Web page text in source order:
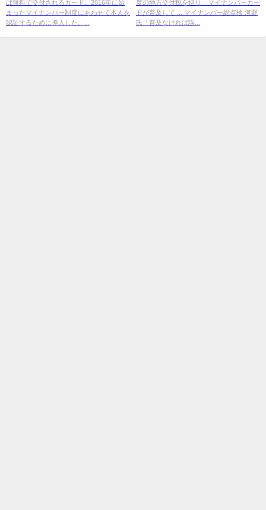
ば無料で交付されるカード。2016年に始
まったマイナンバー制度にあわせて本人を
認証するために導入した。...
度の地方交付税を巡り、マイナンバーカー
ドが普及して ... マイナンバー総点検 河野
氏「普及なければ誤...